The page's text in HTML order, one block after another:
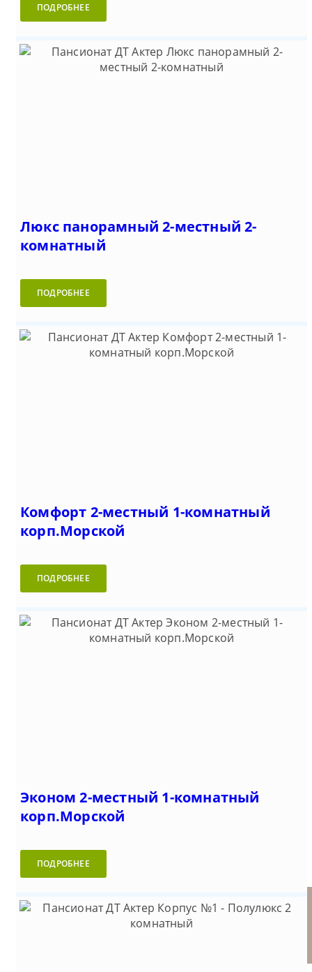
Пансионат ДТ Актер
Территория и пляж
Люкс панорамный 2-местный
2-комнатный
Комфорт 2-местный 1-
комнатный корп.Морской
Эконом 2-местный 1-
комнатный корп.Морской
ПОДРОБНЕЕ
Люкс панорамный 2-местный 2-
комнатный
ПОДРОБНЕЕ
Комфорт 2-местный 1-комнатный
корп.Морской
ПОДРОБНЕЕ
Эконом 2-местный 1-комнатный
корп.Морской
ПОДРОБНЕЕ